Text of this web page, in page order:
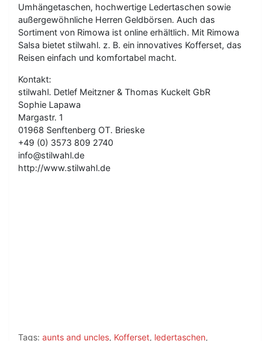
Umhängetaschen, hochwertige Ledertaschen sowie
außergewöhnliche Herren Geldbörsen. Auch das
Sortiment von Rimowa ist online erhältlich. Mit Rimowa
Salsa bietet stilwahl. z. B. ein innovatives Kofferset, das
Reisen einfach und komfortabel macht.
Kontakt:
stilwahl. Detlef Meitzner & Thomas Kuckelt GbR
Sophie Lapawa
Margastr. 1
01968 Senftenberg OT. Brieske
+49 (0) 3573 809 2740
info@stilwahl.de
http://www.stilwahl.de
Tags: aunts and uncles, Kofferset, ledertaschen,